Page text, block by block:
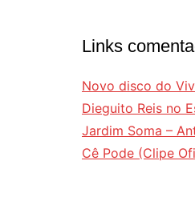
Links
Novo disco do
Dieguito Reis no
Jardim Soma –
Cê Pode (Clipe